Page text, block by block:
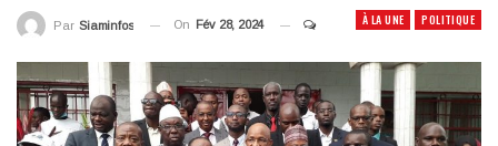
À LA UNE POLITIQUE
Par Siaminfos On Fév 28, 2024